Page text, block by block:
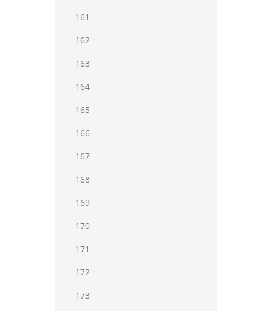
161
162
163
164
165
166
167
168
169
170
171
172
173